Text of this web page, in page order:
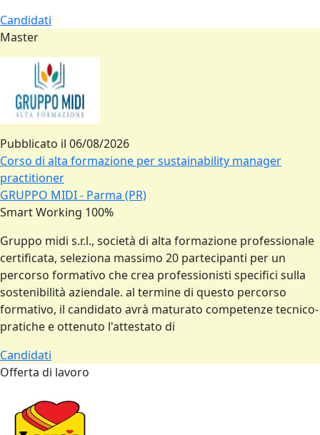
Candidati
Master
Pubblicato il 06/08/2026
Corso di alta formazione per sustainability manager
practitioner
GRUPPO MIDI - Parma (PR)
Smart Working 100%
Gruppo midi s.r.l., società di alta formazione professionale
certificata, seleziona massimo 20 partecipanti per un
percorso formativo che crea professionisti specifici sulla
sostenibilità aziendale. al termine di questo percorso
formativo, il candidato avrà maturato competenze tecnico-
pratiche e ottenuto l'attestato di
Candidati
Offerta di lavoro